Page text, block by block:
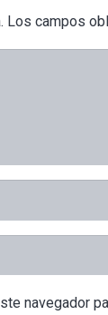
Los campos
navegador